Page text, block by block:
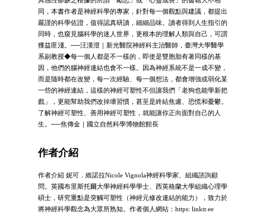
同，本書作者是神經科學的專家，針對每一個觀點與建議，都提出
嚴謹的科學佐證，值得認真研讀，細細品味。讀者得到人生指引的
同時，也窺見腦科學的迷人世界，更根本的理解人類與自己，可謂
獲益匪淺。──汪漢澄｜新光醫院神經科主治醫師，臺灣大學醫學
系副教授◆每一個人都是不一樣的，即使是雙胞胎有著同樣的基
因，他們的腦神經連結也會不一樣。因為神經系統不是一成不變，
而是隨時都在改變，每一次經驗、每一個想法，都會增強或弱化某
一些的神經連結，這樣的神經可塑性不但讓我們「老狗也能學新把
戲」，更能幫助我們改掉壞習慣，甚至是終結焦慮、恐慌和憂鬱。
了解神經可塑性、善用神經可塑性，就能讓你正向面對自己的人
生。──焦傳金｜國立自然科學博物館館長
作者介紹
作者介紹 妮可．維諾拉Nicole Vignola神經科學家、組織諮詢顧
問。英國布里斯托爾大學神經科學學士、西英格蘭大學組織心理學
碩士，研究重點是突觸可塑性（神經元修改連結的能力），致力於
將神經科學觀念為大眾所熟知。作者個人網站：https: linktr.ee